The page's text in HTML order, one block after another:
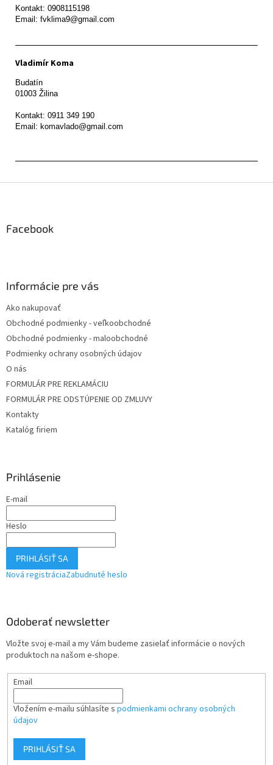
Kontakt: 0908115198
Email: fvklima9@gmail.com
Vladimír Koma
Budatín
01003 Žilina
Kontakt: 0911 349 190
Facebook
Informácie pre vás
Ako nakupovať
Obchodné podmienky - veľkoobchodné
Obchodné podmienky - maloobchodné
Podmienky ochrany osobných údajov
O nás
FORMULÁR PRE REKLAMÁCIU
FORMULÁR PRE ODSTÚPENIE OD ZMLUVY
Kontakty
Katalóg firiem
Prihlásenie
E-mail
Heslo
PRIHLÁSIŤ SA
Nová registráciaZabudnuté heslo
Odoberať newsletter
Vložte svoj e-mail a my Vám budeme zasielať informácie o nových
produktoch na našom e-shope.
Email
Vložením e-mailu súhlasíte s podmienkami ochrany osobných
údajov
PRIHLÁSIŤ SA